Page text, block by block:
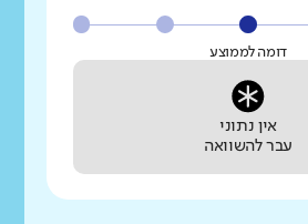
דומה לממוצע
אין נתוני
עבר להשוואה